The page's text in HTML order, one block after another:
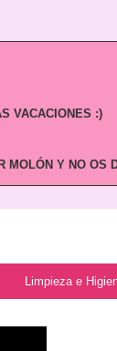
VACACIONES :)
MOLÓN Y NO OS
Limpieza e